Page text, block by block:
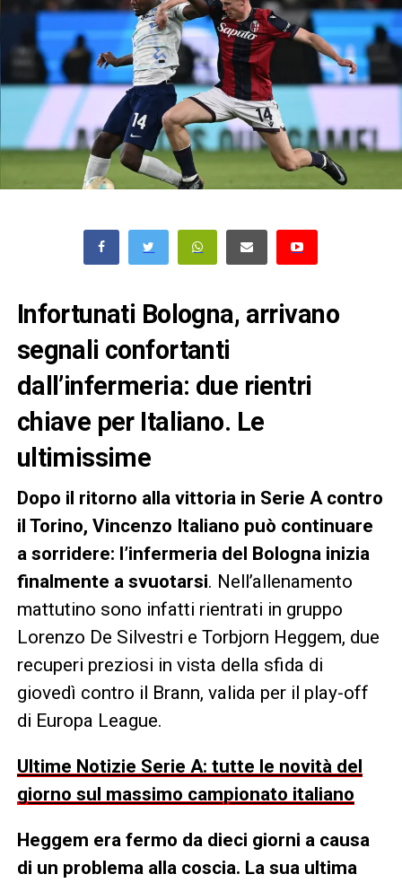
Infortunati Bologna, arrivano
segnali confortanti
dall’infermeria: due rientri
chiave per Italiano. Le
ultimissime
Dopo il ritorno alla vittoria in Serie A contro
il Torino, Vincenzo Italiano può continuare
a sorridere: l’infermeria del Bologna inizia
finalmente a svuotarsi. Nell’allenamento
mattutino sono infatti rientrati in gruppo
Lorenzo De Silvestri e Torbjorn Heggem, due
recuperi preziosi in vista della sfida di
giovedì contro il Brann, valida per il play-off
di Europa League.
Ultime Notizie Serie A: tutte le novità del
giorno sul massimo campionato italiano
Heggem era fermo da dieci giorni a causa
di un problema alla coscia. La sua ultima